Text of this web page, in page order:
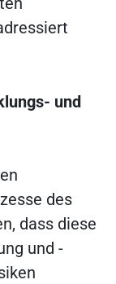
und
des
dass diese
und -